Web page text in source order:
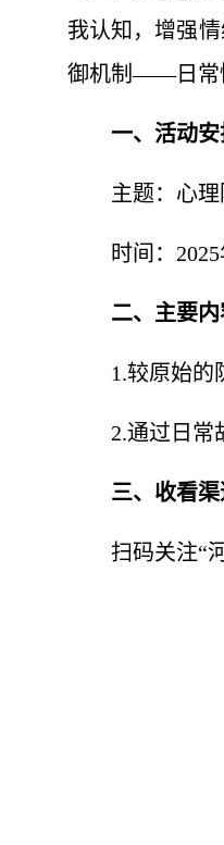
我认知，增强
御机制——日常
一、活动安
主题：心
时间：
二、主要
1.较原始的
2.通过日常
三、收看
扫码关注“